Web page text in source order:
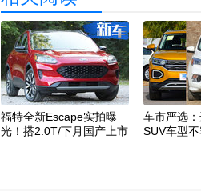
福特全新Escape实拍曝
光！搭2.0T/下月国产上市
车市严选
SUV车型